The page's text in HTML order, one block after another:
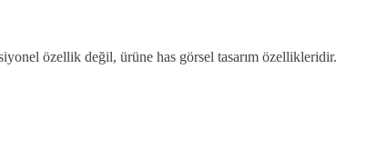
özellik değil, ürüne has görsel tasarım özellikleridir.